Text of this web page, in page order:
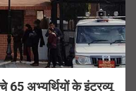
अभ्यर्थियों के इंटरव्यू